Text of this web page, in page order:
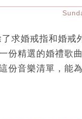
求婚戒指和婚戒
份精選的婚禮歌
份音樂清單，能